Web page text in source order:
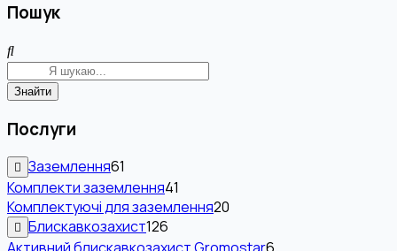
Пошук
Знайти
Послуги
Заземлення61
Комплекти заземлення41
Комплектуючі для заземлення20
Блискавкозахист126